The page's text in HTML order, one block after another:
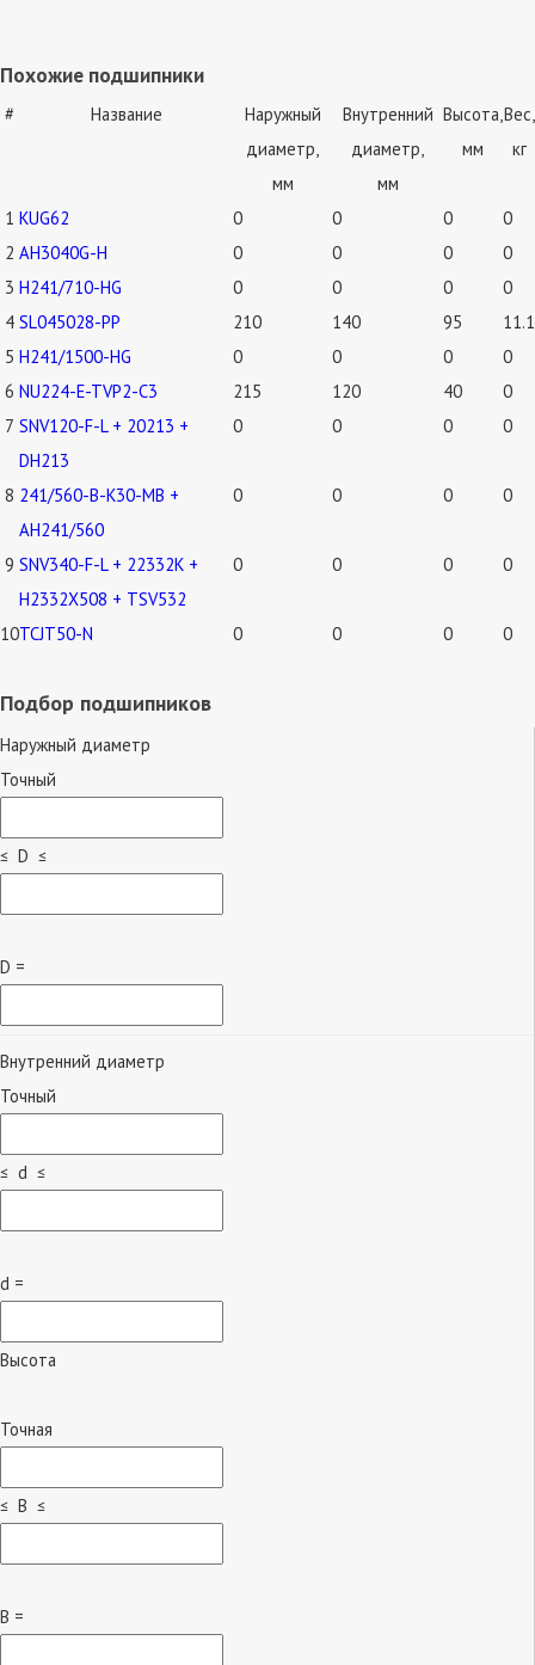
Похожие подшипники
# Название
Наружный
диаметр,
мм
Внутренний
диаметр,
мм
Высота,
мм
Вес,
кг
1 KUG62 0 0 0
0
2 AH3040G-H 0 0 0
0
3 H241/710-HG 0 0 0
0
4 SL045028-PP 210 140 95
11.1
5 H241/1500-HG 0 0 0
0
6 NU224-E-TVP2-C3 215 120 40
0
7 SNV120-F-L + 20213 +
DH213
0 0 0 0
8 241/560-B-K30-MB +
AH241/560
0 0 0 0
9 SNV340-F-L + 22332K +
H2332X508 + TSV532
0 0 0 0
10TCJT50-N 0 0 0 0
Подбор подшипников
Наружный диаметр
Точный
≤ D ≤
D =
Внутренний диаметр
Точный
≤ d ≤
d =
Высота
Точная
≤ B ≤
B =